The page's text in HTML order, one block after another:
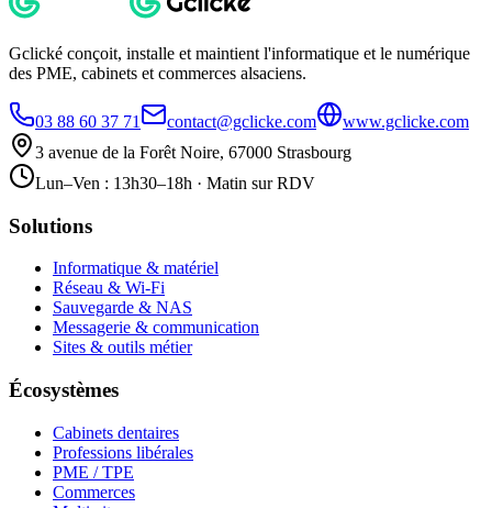
Gclické conçoit, installe et maintient l'informatique et le numérique
des PME, cabinets et commerces alsaciens.
03 88 60 37 71 contact@gclicke.com
www.gclicke.com
3 avenue de la Forêt Noire, 67000 Strasbourg
Lun–Ven : 13h30–18h · Matin sur RDV
Solutions
Informatique & matériel
Réseau & Wi-Fi
Sauvegarde & NAS
Messagerie & communication
Sites & outils métier
Écosystèmes
Cabinets dentaires
Professions libérales
PME / TPE
Commerces